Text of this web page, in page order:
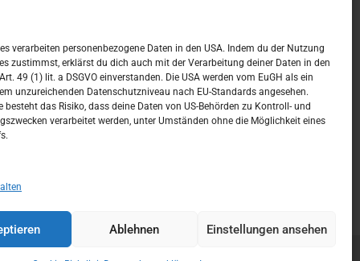
verarbeiten personenbezogene Daten in den USA. Indem du der Nutzung
zustimmst, erklärst du dich auch mit der Verarbeitung deiner Daten in den
49 (1) lit. a DSGVO einverstanden. Die USA werden vom EuGH als ein
unzureichenden Datenschutzniveau nach EU-Standards angesehen.
besteht das Risiko, dass deine Daten von US-Behörden zu Kontroll- und
verarbeitet werden, unter Umständen ohne die Möglichkeit eines
Ablehnen Einstellungen ansehen
10 11 12 13 14 15 16
17 18 19 20 21 22
24 25 26 27 28 29 30